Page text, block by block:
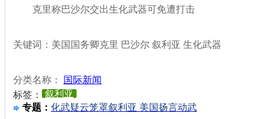
克里称巴沙尔交出生化武器可免遭打击
关键词：美国国务卿克里 巴沙尔 叙利亚 生化武器
分类名称：
国际新闻
标签：
叙利亚
专题： 化武疑云笼罩叙利亚 美国扬言动武